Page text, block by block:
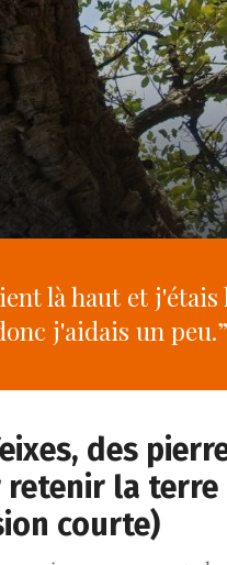
là haut et j'étais
j'aidais un peu.”
des
retenir la terre
courte)